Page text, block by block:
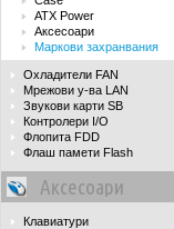
ATX Power
Аксесоари
Маркови захранвания
Охладители FAN
Мрежови у-ва LAN
Звукови карти SB
Контролери I/O
Флопита FDD
Флаш памети Flash
Аксесоари
Клавиатури